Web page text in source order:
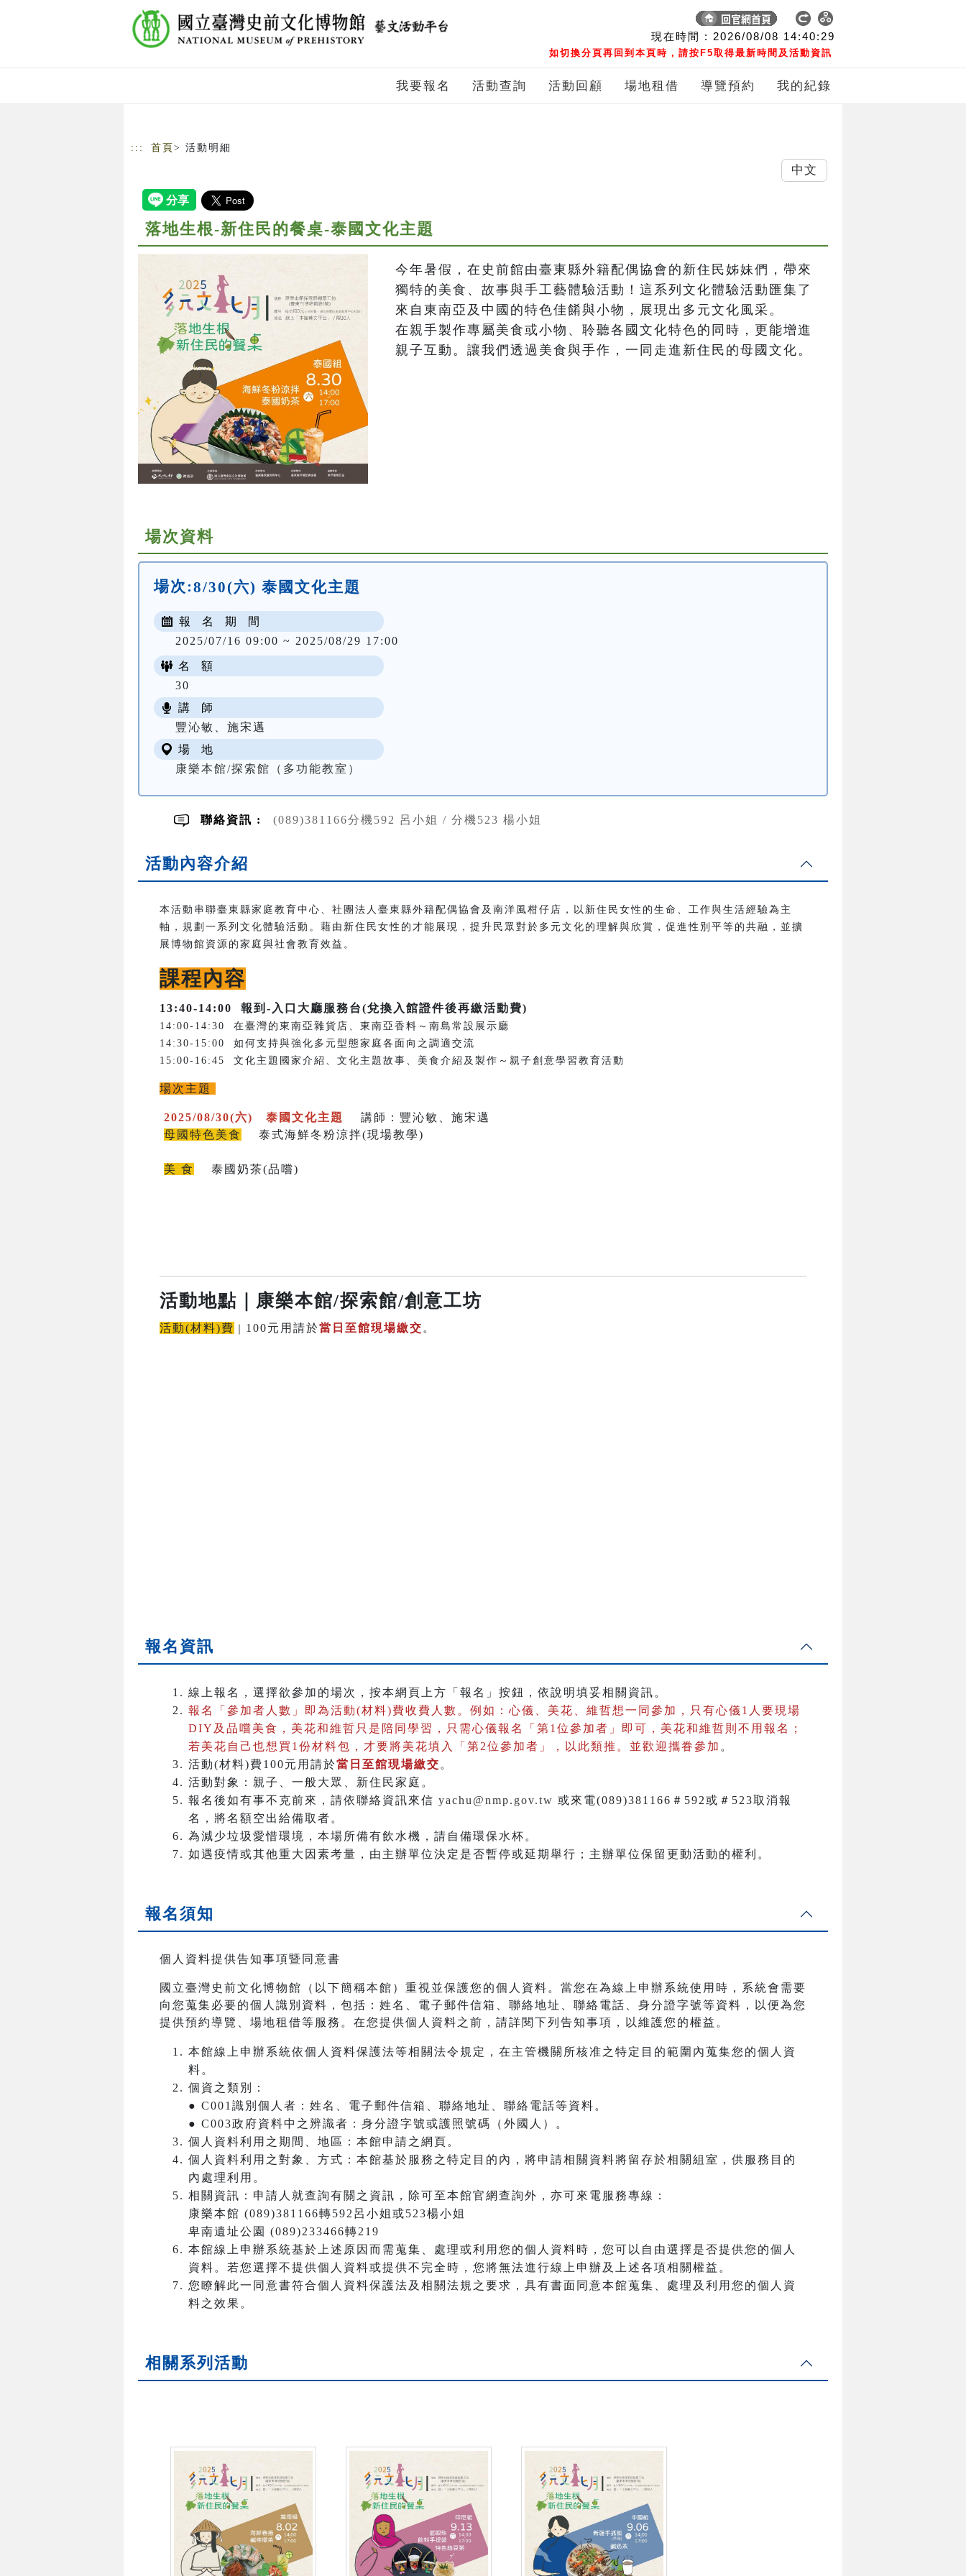
現在時間 : 2026/08/08 14:40:30
如切換分頁再回到本頁時，請按F5取得最新時間及活動資訊
我要報名 活動查詢 活動回顧 場地租借 導覽預約 我的紀錄
::: 首頁 > 活動明細
落地生根-新住民的餐桌-泰國文化主題
今年暑假，在史前館由臺東縣外籍配偶協會的新住民姊妹們，帶來
獨特的美食、故事與手工藝體驗活動！這系列文化體驗活動匯集了
來自東南亞及中國的特色佳餚與小物，展現出多元文化風采。
在親手製作專屬美食或小物、聆聽各國文化特色的同時，更能增進
場次資料
場次:8/30(六) 泰國文化主題
報 名 期 間
2025/07/16 09:00 ~ 2025/08/29 17:00
名 額
30
講 師
豐沁敏、施宋邁
場 地
康樂本館/探索館（多功能教室）
聯絡資訊 : (089)381166分機592 呂小姐 / 分機523 楊小姐
活動內容介紹
本活動串聯臺東縣家庭教育中心、社團法人臺東縣外籍配偶協會及南洋風柑仔店，以新住民女性的生命、工作與生活經驗為主
軸，規劃一系列文化體驗活動。藉由新住民女性的才能展現，提升民眾對於多元文化的理解與欣賞，促進性別平等的共融，並擴
展博物館資源的家庭與社會教育效益。
課程內容
13:40-14:00 報到-入口大廳服務台(兌換入館證件後再繳活動費)
14:00-14:30 在臺灣的東南亞雜貨店、東南亞香料～南島常設展示廳
14:30-15:00 如何支持與強化多元型態家庭各面向之調適交流
15:00-16:45 文化主題國家介紹、文化主題故事、美食介紹及製作～親子創意學習教育活動
場次主題
2025/08/30(六) 泰國文化主題
講師：豐沁敏、施宋邁
母國特色美食
泰式海鮮冬粉涼拌(現場教學)
美 食 泰國奶茶(品嚐)
活動地點 ｜康樂本館/探索館/創意工坊
活動(材料)費 100元用請於當日至館現場繳交 。
報名資訊
線上報名，選擇欲參加的場次，按本網頁上方「報名」按鈕，依說明填妥相關資訊。
報名「參加者人數」即為活動(材料)費收費人數。 例如：心儀、美花、維哲想一同參加，只有心儀1人要現場
DIY及品嚐美食，美花和維哲只是陪同學習，只需心儀報名「第1位參加者」即可，美花和維哲則不用報名；
若美花自己也想買1份材料包，才要將美花填入「第2位參加者」，以此類推。並歡迎攜眷參加 。
活動(材料)費100元用請於當日至館現場繳交 。
活動對象：親子、一般大眾、新住民家庭。
報名後如有事不克前來，請依聯絡資訊來信 yachu@nmp.gov.tw 或來電(089)381166＃592或＃523取消報
名，將名額空出給備取者。
為減少垃圾愛惜環境，本場所備有飲水機，請自備環保水杯。
如遇疫情或其他重大因素考量，由主辦單位決定是否暫停或延期舉行；主辦單位保留更動活動的權利。
報名須知
個人資料提供告知事項暨同意書
國立臺灣史前文化博物館（以下簡稱本館）重視並保護您的個人資料。當您在為線上申辦系統使用時，系統會需要
向您蒐集必要的個人識別資料，包括：姓名、電子郵件信箱、聯絡地址、聯絡電話、身分證字號等資料，以便為您
提供預約導覽、場地租借等服務。在您提供個人資料之前，請詳閱下列告知事項，以維護您的權益。
本館線上申辦系統依個人資料保護法等相關法令規定，在主管機關所核准之特定目的範圍內蒐集您的個人資
料。
個資之類別：
● C001識別個人者：姓名、電子郵件信箱、聯絡地址、聯絡電話等資料。
● C003政府資料中之辨識者：身分證字號或護照號碼（外國人）。
個人資料利用之期間、地區：本館申請之網頁。
個人資料利用之對象、方式：本館基於服務之特定目的內，將申請相關資料將留存於相關組室，供服務目的
內處理利用。
相關資訊：申請人就查詢有關之資訊，除可至本館官網查詢外，亦可來電服務專線：
康樂本館 (089)381166轉592呂小姐或523楊小姐
卑南遺址公園 (089)233466轉219
本館線上申辦系統基於上述原因而需蒐集、處理或利用您的個人資料時，您可以自由選擇是否提供您的個人
資料。若您選擇不提供個人資料或提供不完全時，您將無法進行線上申辦及上述各項相關權益。
您瞭解此一同意書符合個人資料保護法及相關法規之要求，具有書面同意本館蒐集、處理及利用您的個人資
料之效果。
相關系列活動